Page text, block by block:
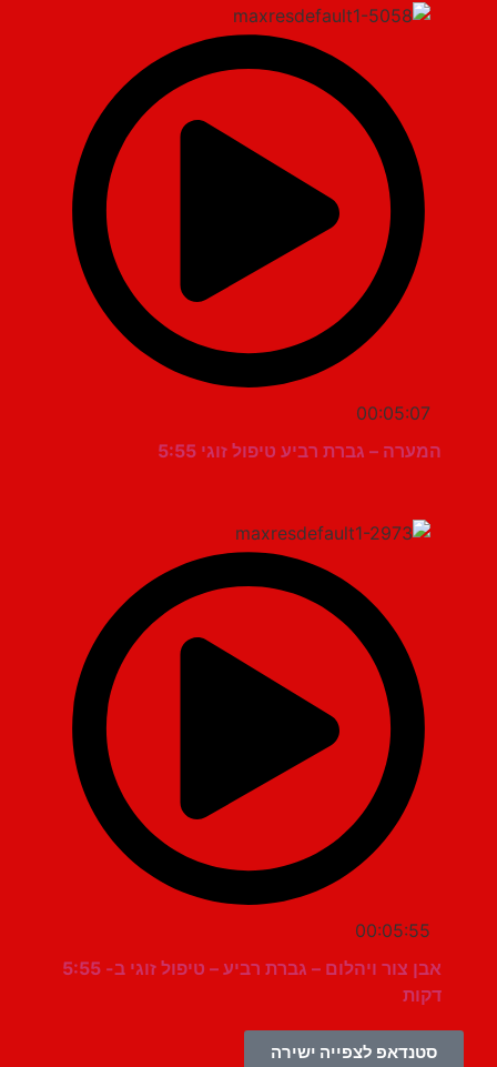
00:05:07
המערה – גברת רביע טיפול זוגי 5:55
00:05:55
אבן צור ויהלום – גברת רביע – טיפול זוגי ב- 5:55
סטנדאפ לצפייה ישירה